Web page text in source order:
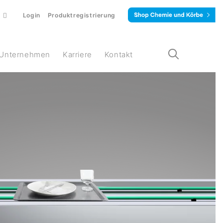
Login Produktregistrierung
Unternehmen Karriere Kontakt